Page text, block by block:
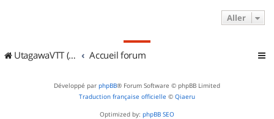
Aller
UtagawaVTT (Randos VTT et VTTAE avec traces GPS) Accueil forum
Développé par phpBB® Forum Software © phpBB Limited
Traduction française officielle © Qiaeru
Optimized by: phpBB SEO